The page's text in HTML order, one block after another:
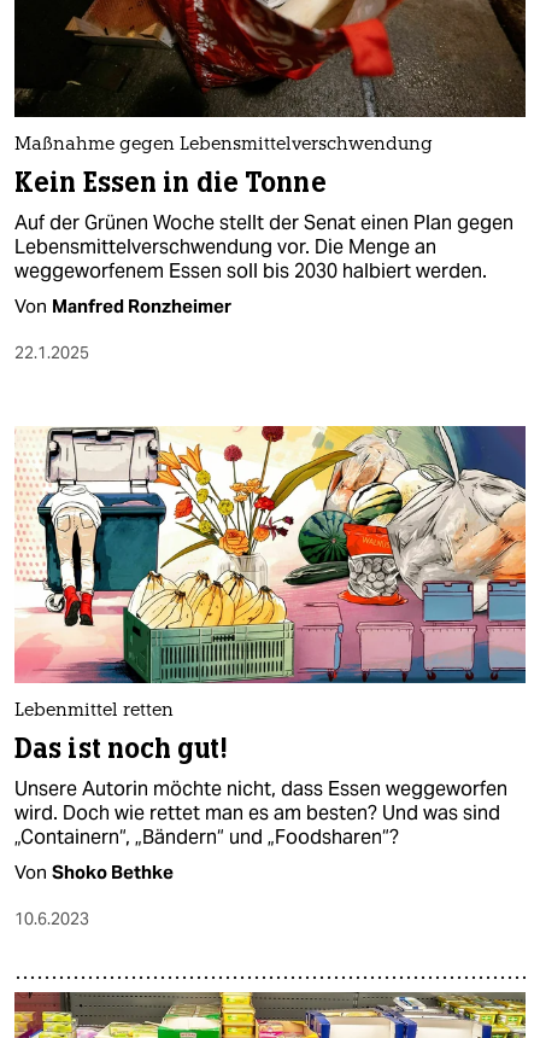
wahrheit
verlag
verlag
veranstaltungen
shop
fragen & hilfe
abo
genossenschaft
epaper login
Maßnahme gegen Lebensmittelverschwendung
Kein Essen in die Tonne
Auf der Grünen Woche stellt der Senat einen Plan gegen
Lebensmittelverschwendung vor. Die Menge an
weggeworfenem Essen soll bis 2030 halbiert werden.
Von Manfred Ronzheimer
22.1.2025
Lebenmittel retten
Das ist noch gut!
Unsere Autorin möchte nicht, dass Essen weggeworfen
wird. Doch wie rettet man es am besten? Und was sind
„Containern“, „Bändern“ und „Foodsharen“?
Von Shoko Bethke
10.6.2023